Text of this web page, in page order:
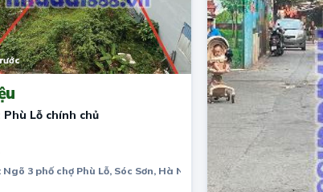
Lỗ chính chủ
3 phố chợ Phù Lỗ, Sóc Sơn, Hà Nội.